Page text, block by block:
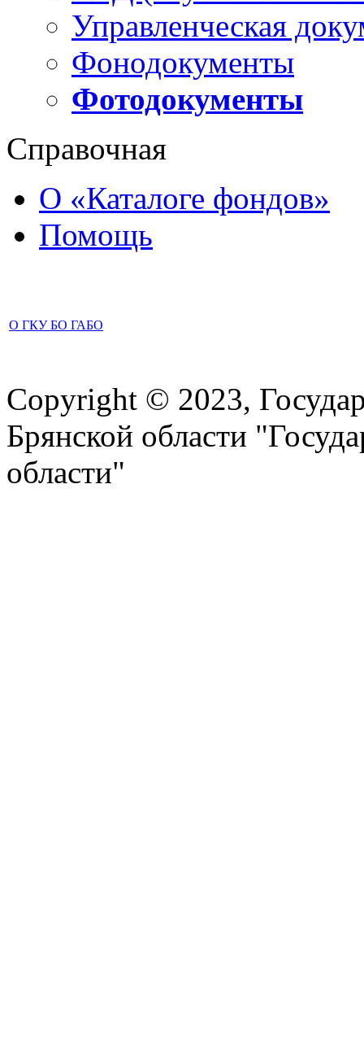
Управленческая
Фонодокументы
Фотодокументы
Справочная
О «Каталоге фондов»
Помощь
О ГКУ БО ГАБО
Copyright © 2023,
Брянской области
области"